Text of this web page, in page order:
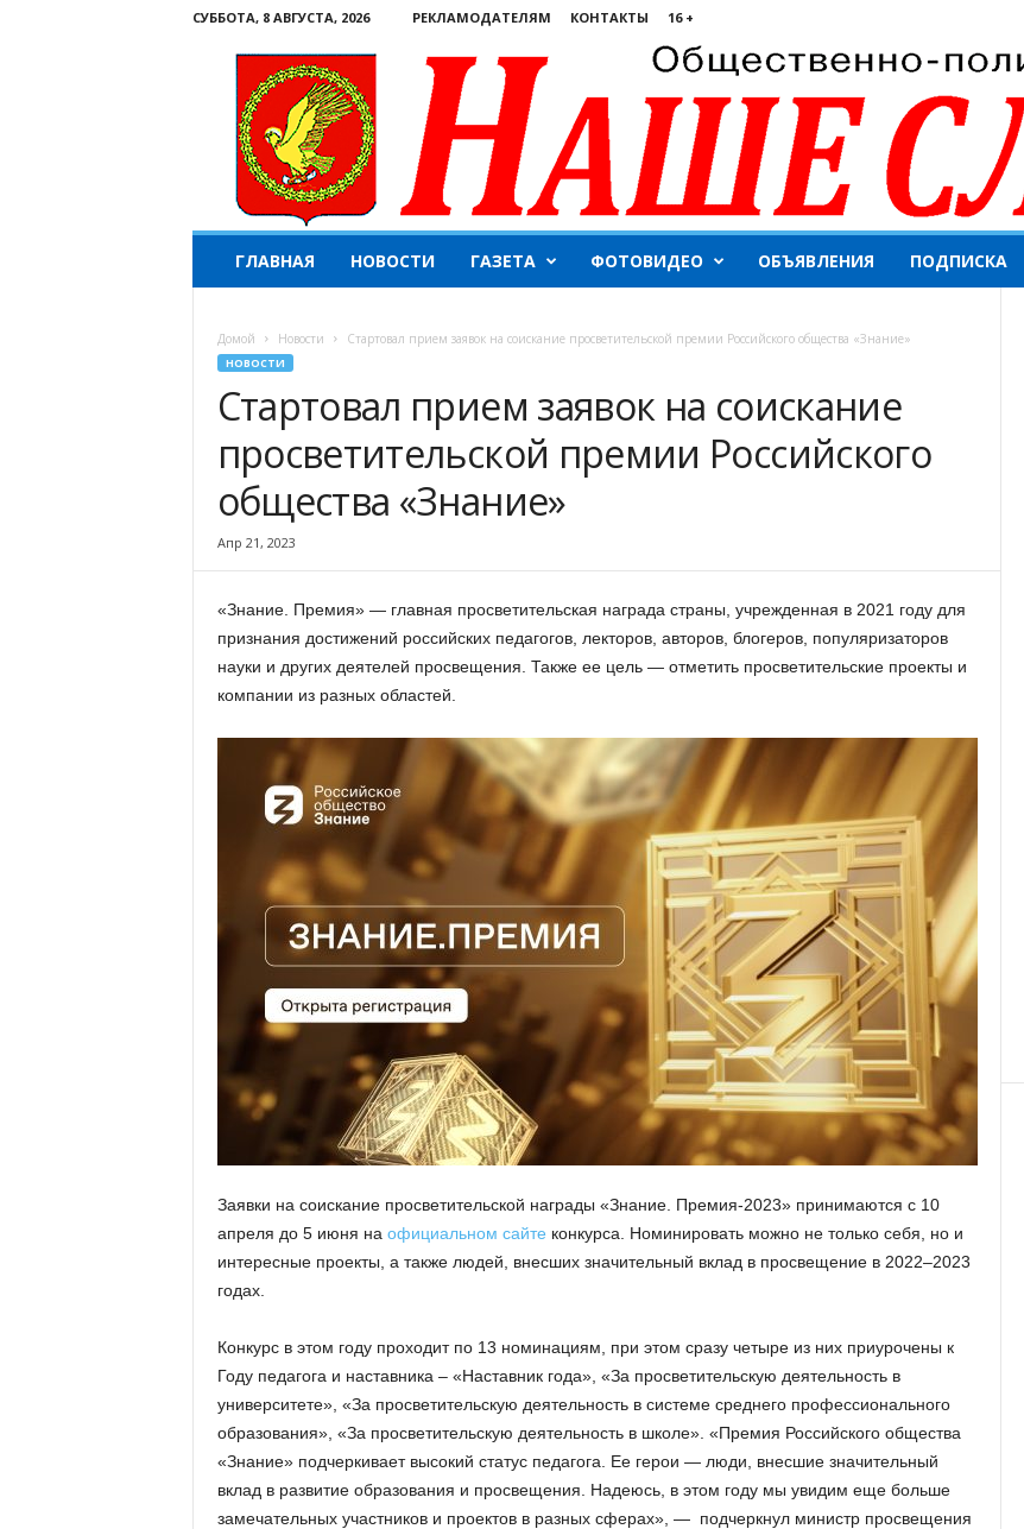
СУББОТА, 8 АВГУСТА, 2026 РЕКЛАМОДАТЕЛЯМ КОНТАКТЫ 16 +
ш
м
ГЛАВНАЯ НОВОСТИ ГАЗЕТА ФОТОВИДЕО ОБЪЯВЛЕНИЯ ПОДПИСКА
Домой Новости Стартовал прием заявок на соискание просветительской премии Российского общества «Знание»
НОВОСТИ
Стартовал прием заявок на соискание
просветительской премии Российского
общества «Знание»
Апр 21, 2023
«Знание. Премия» — главная просветительская награда страны, учрежденная в 2021 году для
признания достижений российских педагогов, лекторов, авторов, блогеров, популяризаторов
науки и других деятелей просвещения. Также ее цель — отметить просветительские проекты и
компании из разных областей.
Заявки на соискание просветительской награды «Знание. Премия-2023» принимаются с 10
апреля до 5 июня на официальном сайте конкурса. Номинировать можно не только себя, но и
интересные проекты, а также людей, внесших значительный вклад в просвещение в 2022–2023
годах.
Конкурс в этом году проходит по 13 номинациям, при этом сразу четыре из них приурочены к
Году педагога и наставника – «Наставник года», «За просветительскую деятельность в
университете», «За просветительскую деятельность в системе среднего профессионального
образования», «За просветительскую деятельность в школе». «Премия Российского общества
«Знание» подчеркивает высокий статус педагога. Ее герои — люди, внесшие значительный
вклад в развитие образования и просвещения. Надеюсь, в этом году мы увидим еще больше
замечательных участников и проектов в разных сферах», — подчеркнул министр просвещения